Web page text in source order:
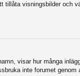
tillåta visningsbilder och
visar hur många
inte forumet